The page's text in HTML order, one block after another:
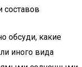
составов
обсуди, какие
иного вида